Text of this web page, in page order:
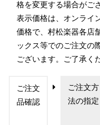
格を変更する場合がご
表示価格は、オンライ
価格で、村松楽器各店
ックス等でのご注文の
ございます。ご了承く
ご注文
品確認
ご注文方
法の指定